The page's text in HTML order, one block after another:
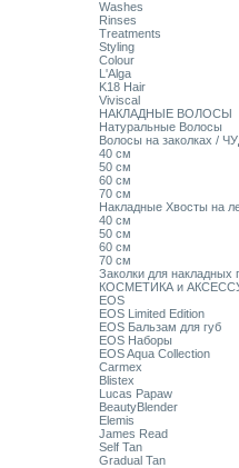
Washes
Rinses
Treatments
Styling
Colour
L'Alga
K18 Hair
Viviscal
НАКЛАДНЫЕ ВОЛОСЫ
Натуральные Волосы
Волосы на заколках /
40 см
50 см
60 см
70 см
Накладные Хвосты на
40 см
50 см
60 см
70 см
Заколки для накладных
КОСМЕТИКА и
EOS
EOS Limited Edition
EOS Бальзам для губ
EOS Наборы
EOS Aqua Collection
Carmex
Blistex
Lucas Papaw
BeautyBlender
Elemis
James Read
Self Tan
Gradual Tan